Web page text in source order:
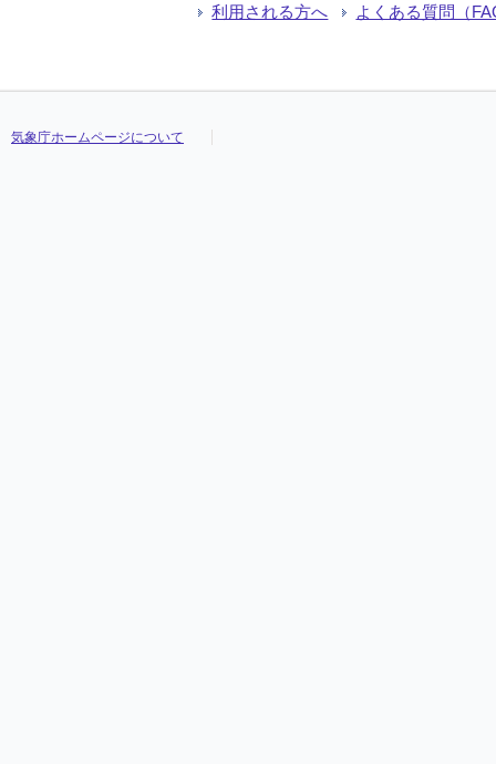
利用される方へ よくある質問（
気象庁ホームページについて